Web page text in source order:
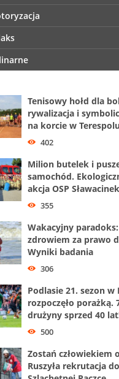
Tenisowy hołd dla
rywalizacja i
na korcie w Terespolu
402
Milion butelek i
samochód.
akcja OSP
355
Wakacyjny paradoks:
zdrowiem za prawo
Wyniki badania
306
Podlasie 21. sezon w
rozpoczęło
drużyny sprzed 40
500
Zostań człowiekiem
Ruszyła rekrutacja